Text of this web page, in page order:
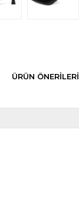
ÜRÜN ÖNERILERI